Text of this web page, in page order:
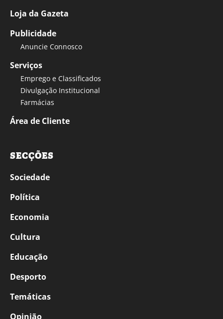
Loja da Gazeta
Publicidade
Anuncie Connosco
Serviços
Emprego e Classificados
Divulgação Institucional
Farmácias
Área de Cliente
SECÇÕES
Sociedade
Política
Economia
Cultura
Educação
Desporto
Temáticas
Opinião